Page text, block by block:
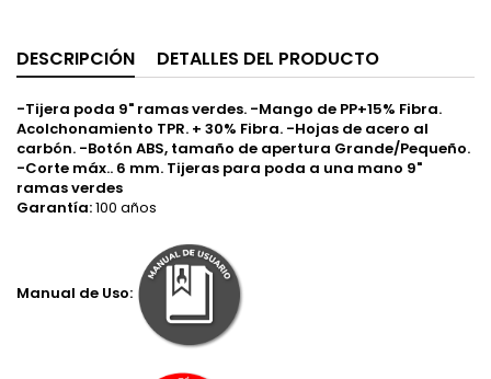
DESCRIPCIÓN DETALLES DEL PRODUCTO
-Tijera poda 9" ramas verdes. -Mango de PP+15% Fibra.
Acolchonamiento TPR. + 30% Fibra. -Hojas de acero al
carbón. -Botón ABS, tamaño de apertura Grande/Pequeño.
-Corte máx.. 6 mm. Tijeras para poda a una mano 9"
ramas verdes
Garantía:100 años
Manual de Uso: